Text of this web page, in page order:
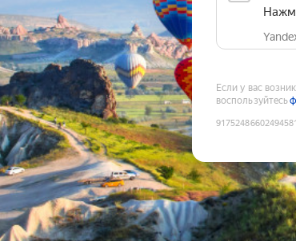
Если у вас
воспользуйтесь